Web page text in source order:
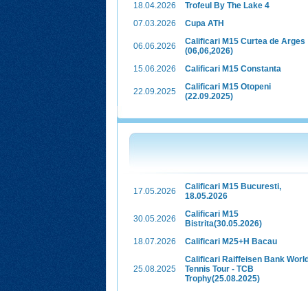
18.04.2026
Trofeul By The Lake 4
07.03.2026
Cupa ATH
06.06.2026
Calificari M15 Curtea de Arges
(06,06,2026)
15.06.2026
Calificari M15 Constanta
22.09.2025
Calificari M15 Otopeni
(22.09.2025)
17.05.2026
Calificari M15 Bucuresti,
18.05.2026
30.05.2026
Calificari M15
Bistrita(30.05.2026)
18.07.2026
Calificari M25+H Bacau
25.08.2025
Calificari Raiffeisen Bank
Tennis Tour - TCB
Trophy(25.08.2025)